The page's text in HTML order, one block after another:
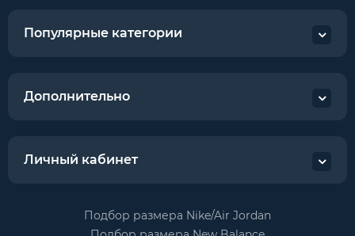
Популярные категории
Дополнительно
Личный кабинет
Подбор размера Nike/Air Jordan